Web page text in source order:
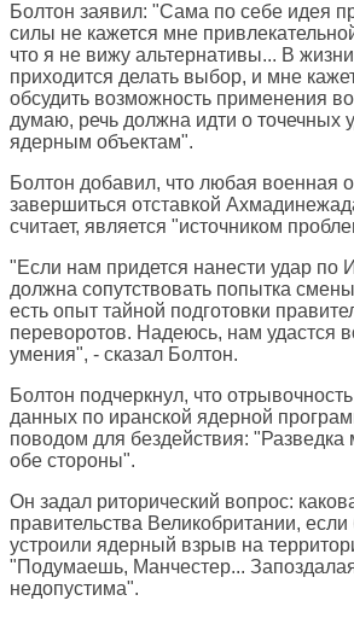
Болтон заявил: "Сама по себе идея
силы не кажется мне
что я не вижу альтернативы... В
приходится делать выбор, и мне
обсудить возможность применения
думаю, речь должна идти о точечных
ядерным объектам".
Болтон добавил, что любая военная
завершиться отставкой
считает, является "источником
"Если нам придется нанести удар по
должна сопутствовать попытка
есть опыт тайной подготовки
переворотов. Надеюсь, нам удастся
умения", - сказал Болтон.
Болтон подчеркнул, что
данных по иранской ядерной
поводом для бездействия: "Разведка
обе стороны".
Он задал риторический вопрос:
правительства Великобритании,
устроили ядерный взрыв на
"Подумаешь, Манчестер...
недопустима".